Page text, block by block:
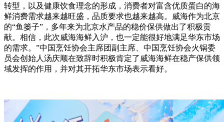
转型，以及健康饮食理念的形成，消费者对富含优质蛋白的海
鲜消费需求越来越旺盛，品质要求也越来越高。威海作为北京
的“鱼篓子”，多年来为北京水产品的稳价保供做出了积极贡
献。相信，此次威海海鲜入沪，也一定能很好地满足华东市场
的需求。”中国烹饪协会主席团副主席、中国烹饪协会火锅委
员会创始人汤庆顺在致辞时积极肯定了威海海鲜在稳产保供领
域发挥的作用，并对其开拓华东市场表示看好。